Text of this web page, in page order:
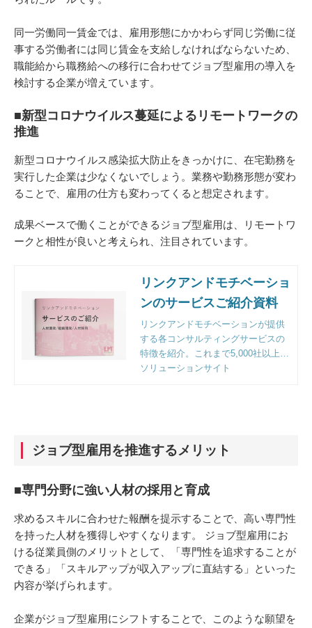
同一労働同一賃金では、雇用形態にかかわらず同じ労働に従
事する労働者には同じ賃金を支給しなければならないため、
職能給から職務給への移行に合わせてジョブ型雇用の導入を
検討する企業が増えています。
■新型コロナウイルス蔓延によるリモートワークの
推進
新型コロナウイルス感染拡大防止をきっかけに、在宅勤務を
実行した企業は少なくないでしょう。業務や勤務形態が変わ
ることで、雇用の仕方も変わってくると想定されます。
成果ベースで働くことができるジョブ型雇用は、リモートワ
ークと相性が良いと考えられ、注目されています。
リンクアンドモチベーショ
ンのサービスご紹介資料
リンクアンドモチベーションが提供
する各コンサルティングサービスの
特徴を紹介。これまで5,000社以上の
企業様のご支援をする中で明らかに
ソリューションサイト
ジョブ型雇用を推進するメリット
■専門分野に強い人材の採用と育成
求めるスキルに合わせた報酬を提示することで、高い専門性
を持った人材を獲得しやすくなります。 ジョブ型雇用にお
ける従業員側のメリットとして、「専門性を追求することが
できる」「スキルアップが収入アップに直結する」といった
内容が挙げられます。
企業がジョブ型雇用にシフトすることで、このような願望を